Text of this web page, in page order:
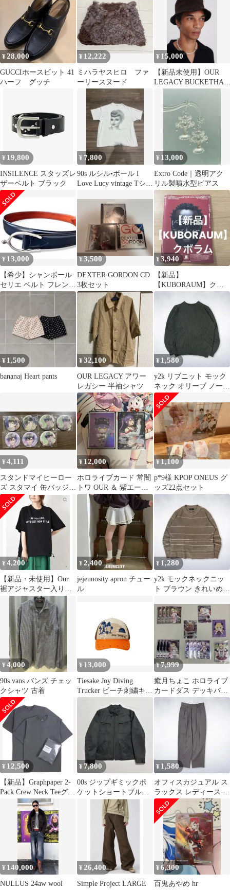
¥28,000
GUCCIホースビット 41
ハーフ グッチ
¥ 12,222
ミハラヤスヒロ ファ
ーリースヌード
¥ 15,000
【新品未使用】OUR
LEGACY BUCKETHAT
¥ 19,800
INSILENCE スタッズレ
ザーベルト ブラック
¥ 7,800
90s ルシル•ボール I
Love Lucy vintage Tシャ
¥ 13,000
Extro Code｜透明アク
リル製噴水型ピアス
¥ 13,000
【希少】シャンボール
セリエ ベルト フレンチ
ネイビー
¥3,500
DEXTER GORDON CD
3枚セット
¥3,940
【新品】
【KUBORAUM】クボ
ラム デザインブック
¥ 1,500
bananaj Heart pants
¥32,100
OUR LEGACY アワー
レガシー 半袖シャツ
¥ 1,580
y2k リブニット モック
ネック オリーブ ノーム
コア シティ vintage
¥4,111
スタンドマイヒーロー
ズ スタマイ 缶バッジ
槙慶太
¥ 12,000
ホロライブカード 常闇
トワ OUR ＆ 紫エール
エリートスパーク ホロ
¥1,100
p*9様 KPOP ONEUS グ
ッズ22点セット
¥ 4,200
【新品・未使用】Our.
裾アジャスター入り口
ゴカットソー
¥2,400
jejeunosity apron チュー
ル
¥ 1,280
y2k モックネックニッ
ト ブラウン きれいめ
¥4,000
90s vans バンズ チェッ
クシャツ 古着
¥ 13,000
Tiesake Joy Diving
Trucker ビーチ刺繍キャ
ップ
¥7,999
癒月ちょこ ホロライブ
カードダス デッキパー
ツ まとめ売り
¥ 12,500
【新品】Graphpaper 2-
Pack Crew Neck Teeグレ
¥ 7,800
00s ジップギミックポ
ケットショートブルゾ
ン archive アワーレガシ
¥ 1,580
オフィスカジュアル ス
ラックス レディース シ
ティ ノームコア y2k 古
着
¥ 140,000
NULLUS 24aw wool
¥ 26,400
Simple Project LARGE
¥6,300
百鬼あやめ hr